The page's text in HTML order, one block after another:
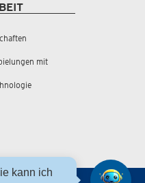
mit
kann ich